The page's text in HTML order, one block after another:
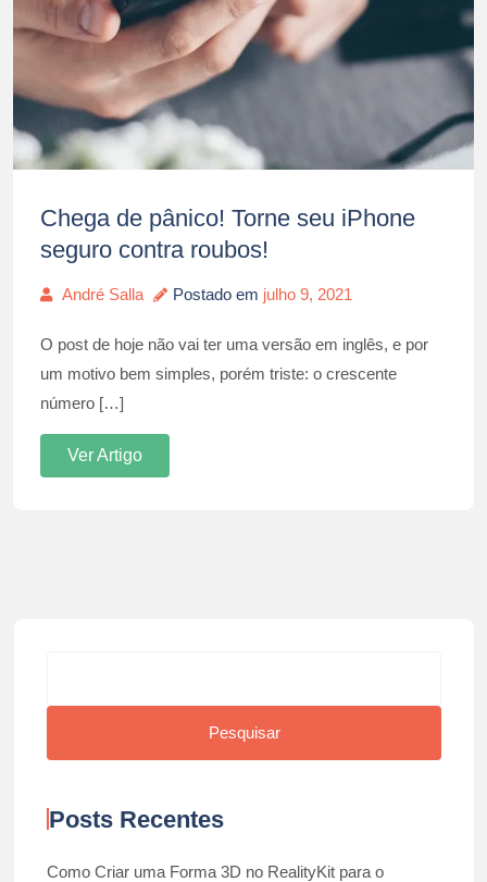
Chega de pânico! Torne seu iPhone
seguro contra roubos!
André Salla Postado em julho 9, 2021
O post de hoje não vai ter uma versão em inglês, e por
um motivo bem simples, porém triste: o crescente
número […]
Ver Artigo
Pesquisar
Posts Recentes
Como Criar uma Forma 3D no RealityKit para o